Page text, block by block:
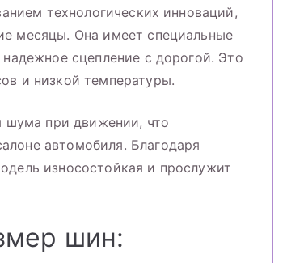
технологических инноваций,
месяцы. Она имеет специальные
сцепление с дорогой. Это
и низкой температуры.
шума при движении, что
автомобиля. Благодаря
износостойкая и прослужит
шин: